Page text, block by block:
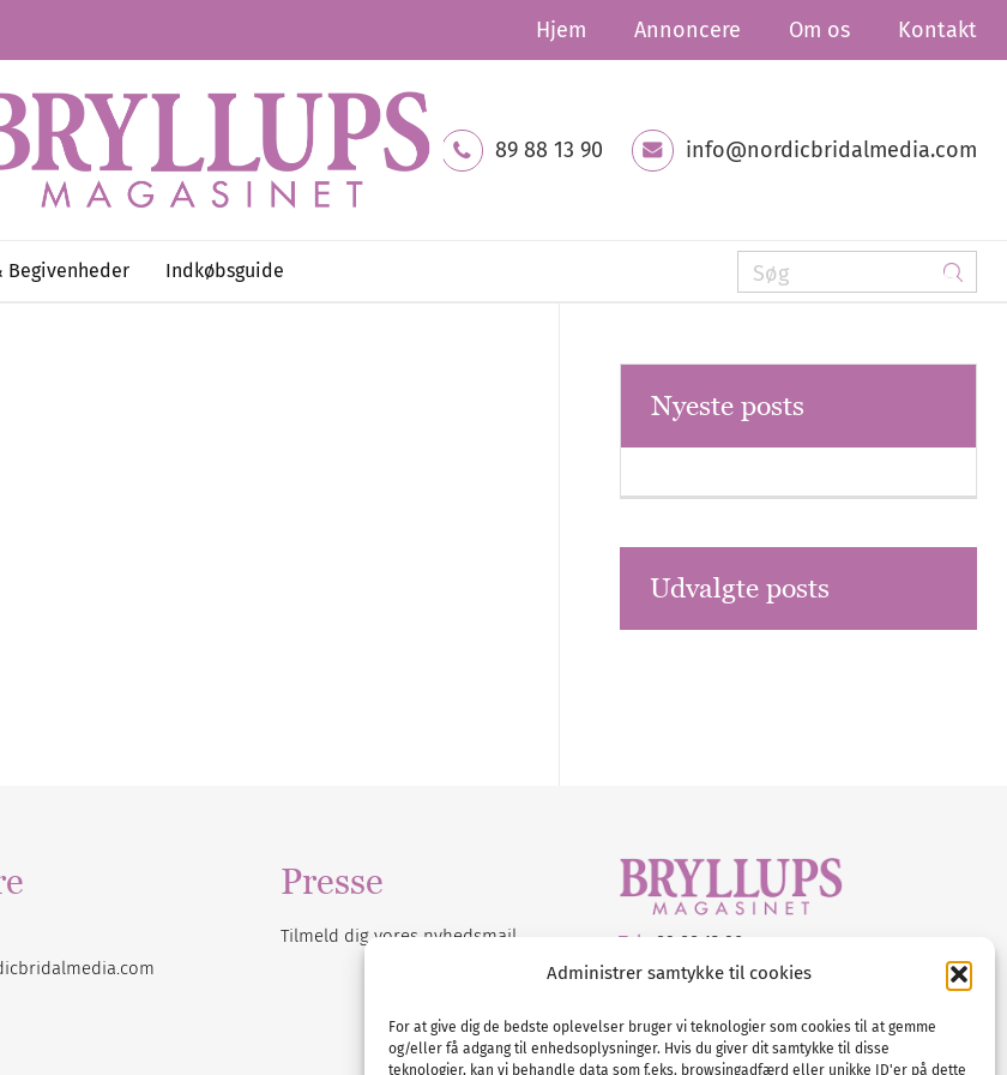
Administrer samtykke til cookies
For at give dig de bedste oplevelser bruger vi teknologier som cookies til at gemme
og/eller få adgang til enhedsoplysninger. Hvis du giver dit samtykke til disse
teknologier, kan vi behandle data som f.eks. browsingadfærd eller unikke ID'er på dette
Hjem Annoncere Om os Kontakt
89 88 13 90 info@nordicbridalmedia.com
Begivenheder Indkøbsguide
Nyeste posts
Udvalgte posts
Presse
Tilmeld dig vores nyhedsmail Tel :
89 88 13 90
E-post:info@nordicbridalmedia.com
© All rights reserved.
Org.nr: DK34787271